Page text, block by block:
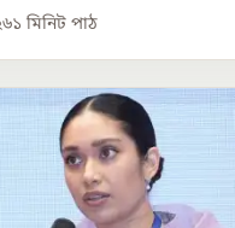
১ মিনিট পাঠ